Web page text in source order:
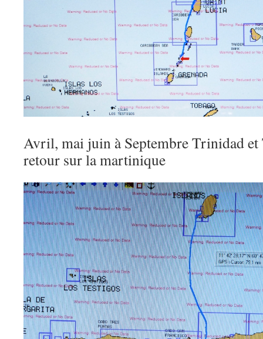
Avril, mai juin à Septembre Trinidad et
retour sur la martinique